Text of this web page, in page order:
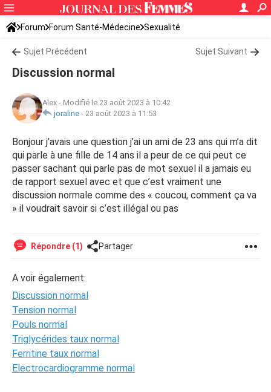
Forum Forum Santé-Médecine Sexualité
Sujet Précédent Sujet Suivant
Discussion normal
Alex - Modifié le 23 août 2023 à 10:42
joraline - 23 août 2023 à 11:53
Bonjour j’avais une question j’ai un ami de 23 ans qui m’a dit
qui parle à une fille de 14 ans il a peur de ce qui peut ce
passer sachant qui parle pas de mot sexuel il a jamais eu
de rapport sexuel avec et que c’est vraiment une
discussion normale comme des « coucou, comment ça va
» il voudrait savoir si c’est illégal ou pas
Répondre (1) Partager
A voir également:
Discussion normal
Tension normal
Pouls normal
Triglycérides taux normal
Ferritine taux normal
Electrocardiogramme normal